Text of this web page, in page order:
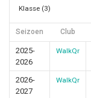
Klasse (3)
Seizoen Club
2025-
2026
WalkQr
2026-
2027
WalkQr